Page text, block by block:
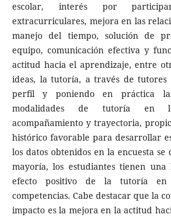
escolar, interés por
extracurriculares, mejora en las
manejo del tiempo, solución de
equipo, comunicación efectiva y
actitud hacia el aprendizaje, entre
ideas, la tutoría, a través de tutores
perfil y poniendo en práctica
modalidades de tutoría en
acompañamiento y trayectoria,
histórico favorable para desarrollar
los datos obtenidos en la encuesta
mayoría, los estudiantes tienen
efecto positivo de la tutoría
competencias. Cabe destacar que la
impacto es la mejora en la actitud